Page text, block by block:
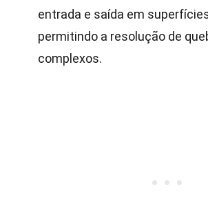
entrada e saída em
permitindo a resolução de
complexos.